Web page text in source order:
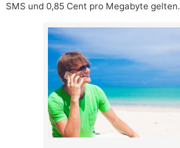
SMS und 0,85 Cent pro Megabyte gelten.